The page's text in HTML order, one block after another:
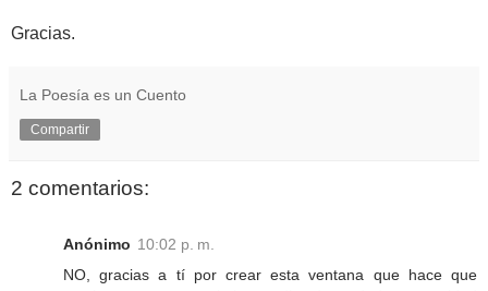
Gracias.
La Poesía es un Cuento
Compartir
2 comentarios:
Anónimo 10:02 p. m.
NO, gracias a tí por crear esta ventana que hace que